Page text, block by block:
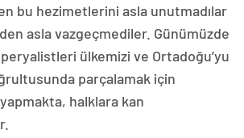
bu hezimetlerini asla unutmadılar
asla vazgeçmediler. Günümüzde
ülkemizi ve Ortadoğu’yu
parçalamak için
halklara kan